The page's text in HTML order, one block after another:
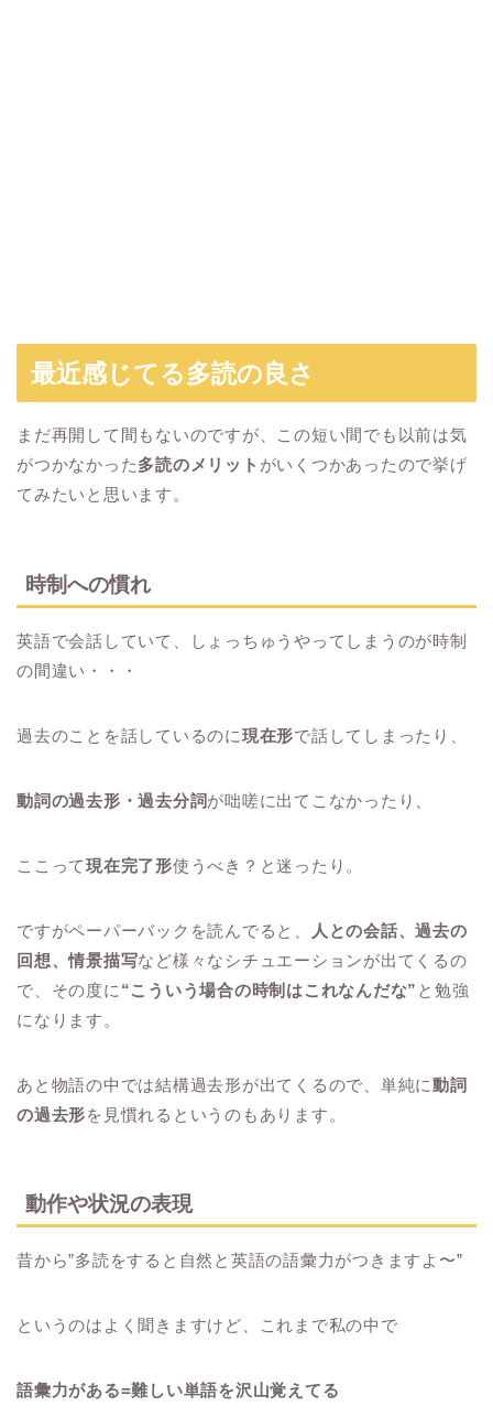
最近感じてる多読の良さ
まだ再開して間もないのですが、この短い間でも以前は気
がつかなかった多読のメリット がいくつかあったので挙げ
てみたいと思います。
時制への慣れ
英語で会話していて、しょっちゅうやってしまうのが時制
の間違い・・・
過去のことを話しているのに現在形で話してしまったり、
動詞の過去形・過去分詞が咄嗟に出てこなかったり、
ここって現在完了形使うべき？と迷ったり。
ですがペーパーバックを読んでると、
人との会話、過去の
回想、情景描写など様々なシチュエーションが出てくるの
で、その度に “こういう場合の時制はこれなんだな” と勉強
になります。
あと物語の中では結構過去形が出てくるので、単純に動詞
の過去形を見慣れるというのもあります。
動作や状況の表現
昔から”多読をすると自然と英語の語彙力がつきますよ〜”
というのはよく聞きますけど、これまで私の中で
語彙力がある=難しい単語を沢山覚えてる